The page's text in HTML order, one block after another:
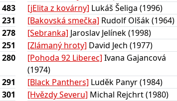
483
231
278
251
280
291
301
[jElita z kovárny] Lukáš Šeliga (1996)
[Bakovská smečka] Rudolf Olšák (1964)
[Sebranka] Jaroslav Jelínek (1998)
[Zlámaný hroty] David Jech (1977)
[Pohoda 92 Liberec] Ivana Gajancová
(1974)
[Black Panthers] Luděk Panyr (1984)
[Hvězdy Severu] Michal Rejchrt (1980)